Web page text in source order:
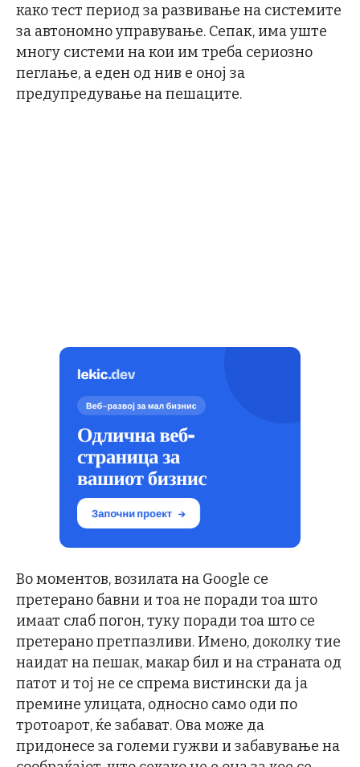
како тест период за развивање на системите
за автономно управување. Сепак, има уште
многу системи на кои им треба сериозно
пеглање, а еден од нив е оној за
предупредување на пешаците.
Во моментов, возилата на Google се
претерано бавни и тоа не поради тоа што
имаат слаб погон, туку поради тоа што се
претерано претпазливи. Имено, доколку тие
наидат на пешак, макар бил и на страната од
патот и тој не се спрема вистински да ја
премине улицата, односно само оди по
тротоарот, ќе забават. Ова може да
придонесе за големи гужви и забавување на